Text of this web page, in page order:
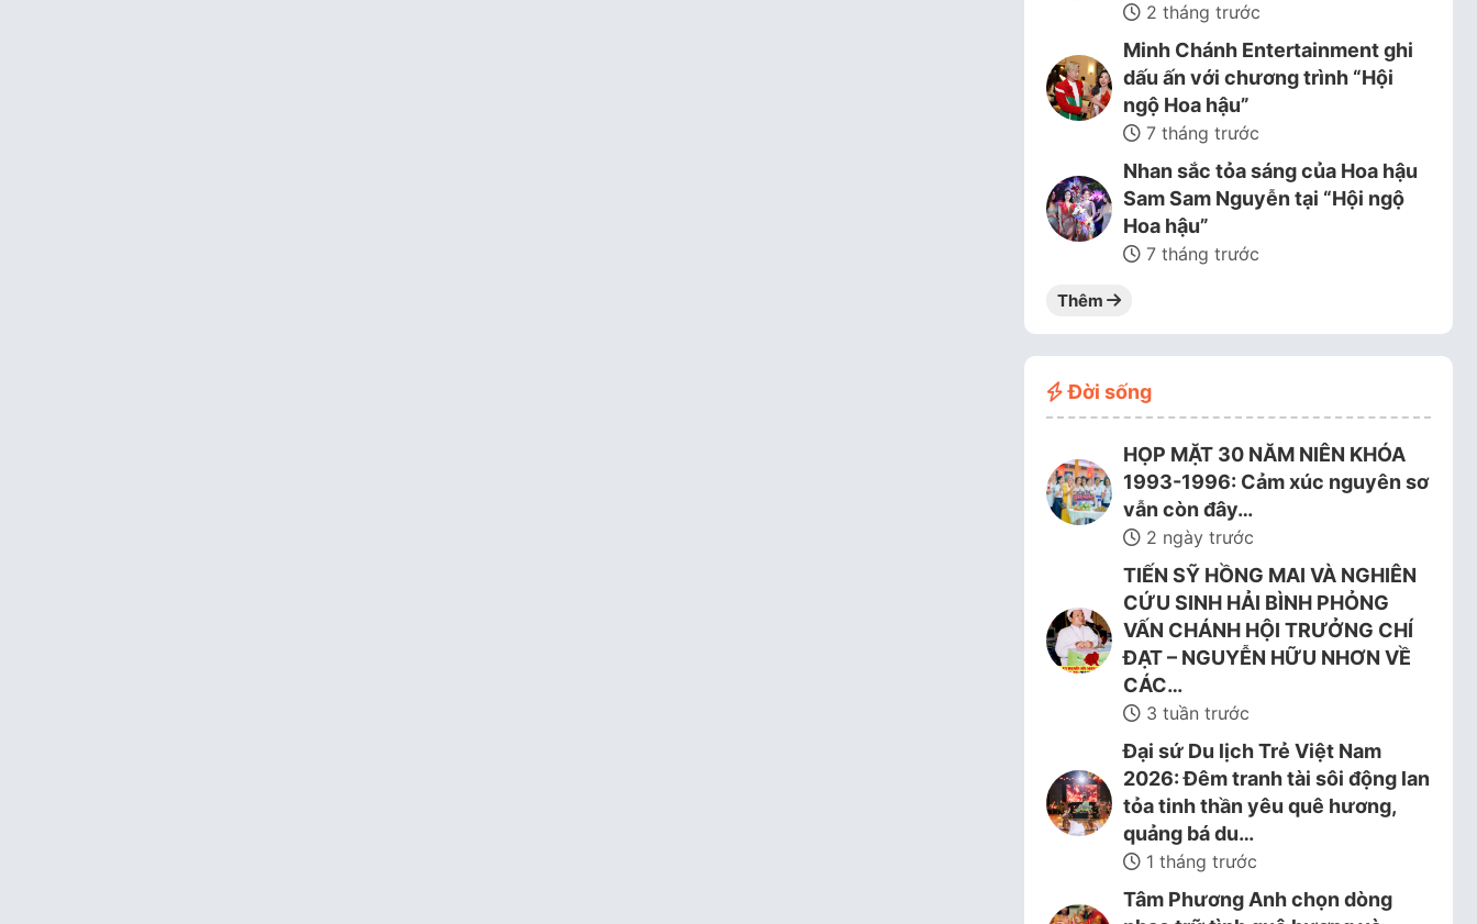
2 tháng trước
Minh Chánh Entertainment ghi
dấu ấn với chương trình “Hội
ngộ Hoa hậu”
7 tháng trước
Nhan sắc tỏa sáng của Hoa hậu
Sam Sam Nguyễn tại “Hội ngộ
Hoa hậu”
7 tháng trước
Thêm
Đời sống
HỌP MẶT 30 NĂM NIÊN KHÓA
1993-1996: Cảm xúc nguyên sơ
vẫn còn đây…
2 ngày trước
TIẾN SỸ HỒNG MAI VÀ NGHIÊN
CỨU SINH HẢI BÌNH PHỎNG
VẤN CHÁNH HỘI TRƯỞNG CHÍ
ĐẠT – NGUYỄN HỮU NHƠN VỀ
CÁC…
3 tuần trước
Đại sứ Du lịch Trẻ Việt Nam
2026: Đêm tranh tài sôi động lan
tỏa tinh thần yêu quê hương,
quảng bá du…
1 tháng trước
Tâm Phương Anh chọn dòng